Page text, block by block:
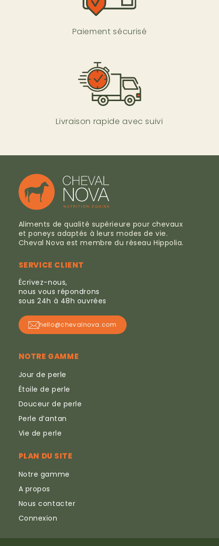
Paiement sécurisé
Livraison rapide avec suivi
Aliments de qualité supérieure pour chevaux
et poneys adaptés à leurs modes de vie.
Cheval Nova est membre du réseau Hippolia.
SERVICE CLIENT
Écrivez-nous,
nous vous répondrons
sous 24h à 48h ouvrées
hello@chevalnova.com
NOTRE GAMME
Jour de perle
Étoile de perle
Douceur de perle
Perle d’antan
Vie de perle
PLAN DU SITE
Notre gamme
A propos
Nous contacter
Connexion